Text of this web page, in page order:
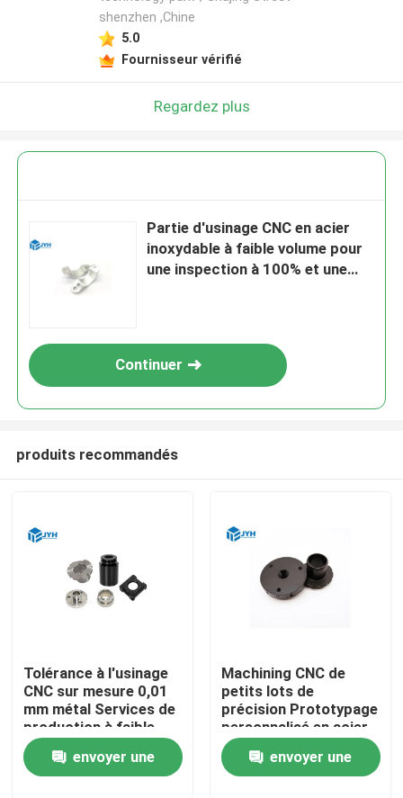
Maison
Services
shenzhen ,Chine
5.0
Fournisseur vérifié
Regardez plus
Partie d'usinage CNC en acier
inoxydable à faible volume pour
une inspection à 100% et une
Continuer
produits recommandés
Tolérance à l'usinage
CNC sur mesure 0,01
mm métal Services de
production à faible
volume
envoyer une
Machining CNC de
petits lots de
précision Prototypage
personnalisé en acier
inoxydable
envoyer une